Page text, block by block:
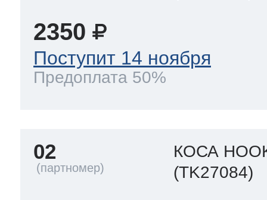
2350
Поступит 14 ноября
Предоплата 50%
02
КОСА
(TK27084)